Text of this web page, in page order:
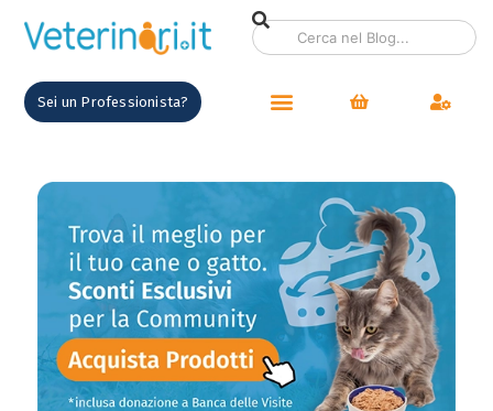
Sei un Professionista?